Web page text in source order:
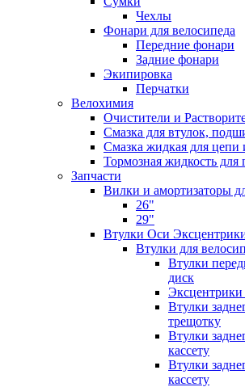
Чехлы
Фонари для велосипеда
Передние фонари
Задние фонари
Экипировка
Перчатки
Велохимия
Очистители и
Смазка для втулок,
Смазка жидкая для цепи
Тормозная жидкость для
Запчасти
Вилки и амортизаторы
26"
29"
Втулки Оси
Втулки для
Втулки
диск
Эксцентрики
Втулки
трещотку
Втулки
кассету
Втулки
кассету